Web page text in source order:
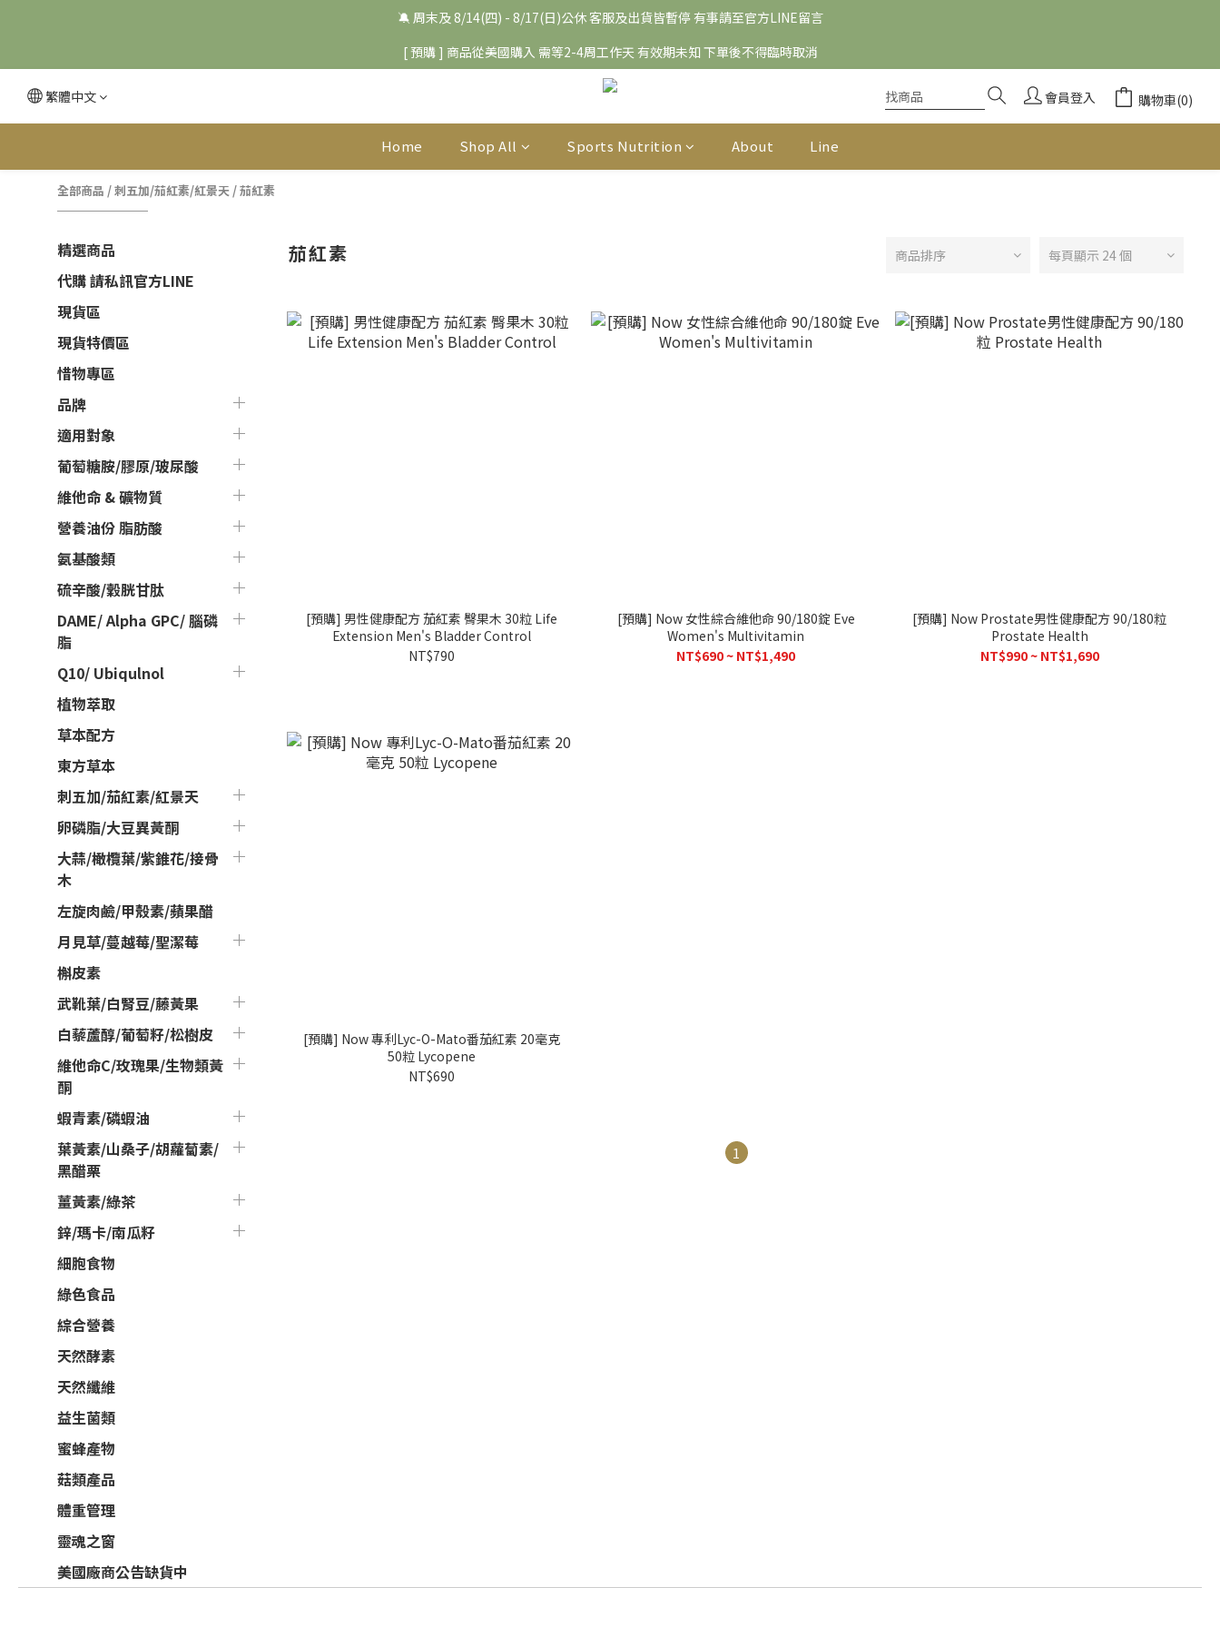
🔕 周末及 8/14(四) - 8/17(日)公休 客服及出貨皆暫停 有事請至官方LINE留言
[ 預購 ] 商品從美國購入 需等2-4周工作天 有效期未知 下單後不得臨時取消
繁體中文 會員登入 購物車(0)
Home Shop All Sports Nutrition About Line
全部商品 /刺五加/茄紅素/紅景天 /茄紅素
精選商品
代購 請私訊官方LINE
現貨區
現貨特價區
惜物專區
品牌
適用對象
葡萄糖胺/膠原/玻尿酸
維他命 & 礦物質
營養油份 脂肪酸
氨基酸類
硫辛酸/穀胱甘肽
DAME/ Alpha GPC/ 腦磷
脂
Q10/ Ubiqulnol
植物萃取
草本配方
東方草本
刺五加/茄紅素/紅景天
卵磷脂/大豆異黃酮
大蒜/橄欖葉/紫錐花/接骨
木
左旋肉鹼/甲殼素/蘋果醋
月見草/蔓越莓/聖潔莓
槲皮素
武靴葉/白腎豆/藤黃果
白藜蘆醇/葡萄籽/松樹皮
維他命C/玫瑰果/生物類黃
酮
蝦青素/磷蝦油
葉黃素/山桑子/胡蘿蔔素/
黑醋栗
薑黃素/綠茶
鋅/瑪卡/南瓜籽
細胞食物
綠色食品
綜合營養
天然酵素
天然纖維
益生菌類
蜜蜂產物
菇類產品
體重管理
靈魂之窗
美國廠商公告缺貨中
茄紅素 商品排序 每頁顯示 24 個
[預購] 男性健康配方 茄紅素 臀果木 30粒 Life
Extension Men's Bladder Control
NT$790
[預購] Now 女性綜合維他命 90/180錠 Eve
Women's Multivitamin
NT$690 ~ NT$1,490
[預購] Now Prostate男性健康配方 90/180粒
Prostate Health
NT$990 ~ NT$1,690
[預購] Now 專利Lyc-O-Mato番茄紅素 20毫克
50粒 Lycopene
NT$690
1